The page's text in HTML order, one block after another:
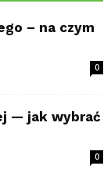
– na czym
0
— jak wybrać
0